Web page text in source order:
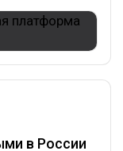
в России